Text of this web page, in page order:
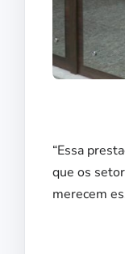
“Essa
que os
merecem